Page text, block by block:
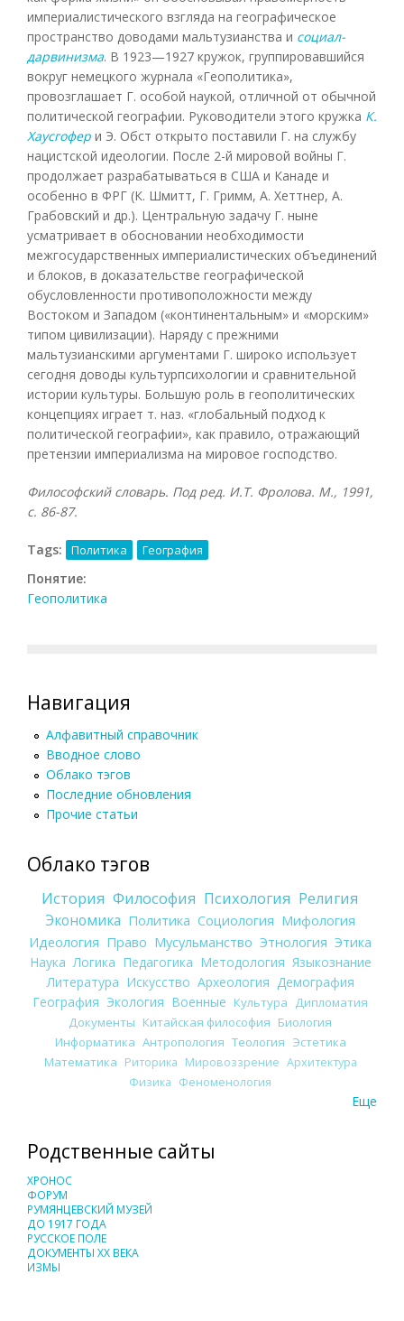
империалистического взгляда на географическое
пространство доводами мальтузианства и социал-
дарвинизма. В 1923—1927 кружок, группировавшийся
вокруг немецкого журнала «Геополитика»,
провозглашает Г. особой наукой, отличной от обычной
политической географии. Руководители этого кружка К.
Хаусгофер и Э. Обст открыто поставили Г. на службу
нацистской идеологии. После 2-й мировой войны Г.
продолжает разрабатываться в США и Канаде и
особенно в ФРГ (К. Шмитт, Г. Гримм, А. Хеттнер, А.
Грабовский и др.). Центральную задачу Г. ныне
усматривает в обосновании необходимости
межгосударственных империалистических объединений
и блоков, в доказательстве географической
обусловленности противоположности между
Востоком и Западом («континентальным» и «морским»
типом цивилизации). Наряду с прежними
мальтузианскими аргументами Г. широко использует
сегодня доводы культурпсихологии и сравнительной
истории культуры. Большую роль в геополитических
концепциях играет т. наз. «глобальный подход к
политической географии», как правило, отражающий
претензии империализма на мировое господство.
Философский словарь. Под ред. И.Т. Фролова. М., 1991,
с. 86-87.
Tags: Политика География
Понятие:
Геополитика
Навигация
Алфавитный справочник
Вводное слово
Облако тэгов
Последние обновления
Прочие статьи
Облако тэгов
История Философия Психология Религия
Экономика Политика Социология Мифология
Идеология Право Мусульманство Этнология Этика
Наука Логика Педагогика Методология Языкознание
Литература Искусство Археология Демография
География Экология Военные Культура
Дипломатия
Документы Китайская философия Биология
Информатика Антропология Теология Эстетика
Математика Риторика Мировоззрение Архитектура
Физика Феноменология
Еще
Родственные сайты
ХРОНОС
ФОРУМ
РУМЯНЦЕВСКИЙ МУЗЕЙ
ДО 1917 ГОДА
РУССКОЕ ПОЛЕ
ДОКУМЕНТЫ XX ВЕКА
ИЗМЫ